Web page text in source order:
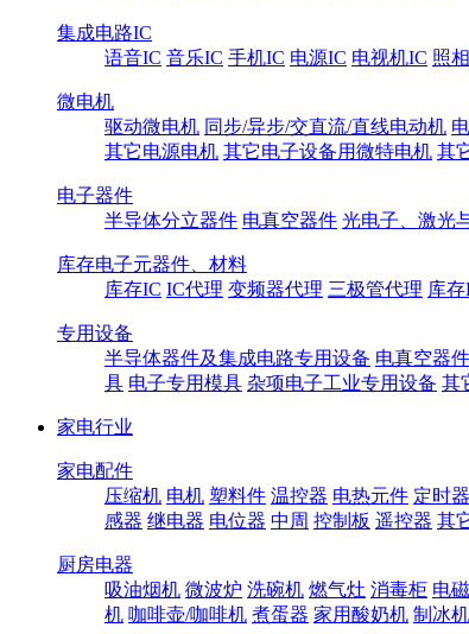
集成电路IC
语音IC 音乐IC 手机IC 电源IC 电视机IC 照
微电机
驱动微电机 同步/异步/交直流/直线电动机
其它电源电机 其它电子设备用微特电机 其
电子器件
半导体分立器件 电真空器件 光电子、激光
库存电子元器件、材料
库存IC IC代理 变频器代理 三极管代理 库
专用设备
半导体器件及集成电路专用设备 电真空器
具 电子专用模具 杂项电子工业专用设备 其
家电行业
家电配件
压缩机 电机 塑料件 温控器 电热元件 定时器
感器 继电器 电位器 中周 控制板 遥控器 其
厨房电器
吸油烟机 微波炉 洗碗机 燃气灶 消毒柜 电
机 咖啡壶/咖啡机 煮蛋器 家用酸奶机 制冰机